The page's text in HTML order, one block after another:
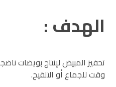
الهدف :
تحفيز المبيض لإنتاج بويضات
وقت للجماع أو التلقيح.